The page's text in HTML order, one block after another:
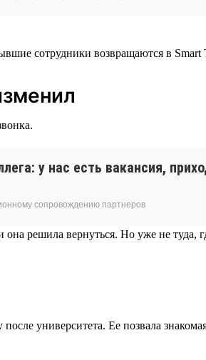
у нас есть вакансия,
сопровождению партнеров
решила вернуться. Но уже не туда,
университета. Ее позвала